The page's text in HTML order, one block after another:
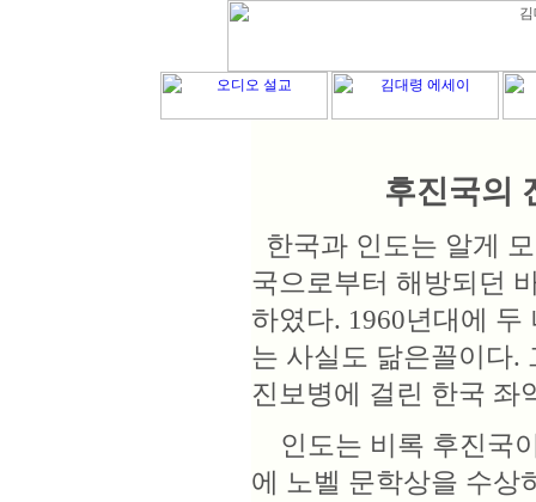
후진국의
한국과 인도는 알게
국으로부터 해방되던
하였다. 1960년대에
는 사실도 닮은꼴이다.
진보병에 걸린 한국 좌
인도는 비록 후진국
에 노벨 문학상을 수상